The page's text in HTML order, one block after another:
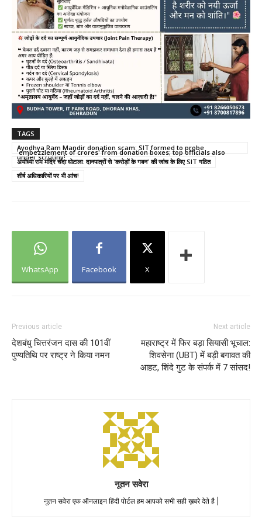
TAGS
Ayodhya Ram Mandir donation scam: SIT formed to probe
'embezzlement of crores' from donation boxes; top officials also
under scrutiny!
अयोध्या राम मंदिर चंदा घोटाला: दानपात्रों से 'करोड़ों के गबन' की जांच के लिए SIT गठित
शीर्ष अधिकारियों पर भी आंच!
WhatsApp Facebook X
Previous article
देशबंधु चित्तरंजन दास की 101वीं
पुण्यतिथि पर राष्ट्र ने किया नमन
Next article
महाराष्ट्र में फिर बड़ा सियासी भूचाल:
शिवसेना (UBT) में बड़ी बगावत की
आहट, शिंदे गुट के संपर्क में 7 सांसद!
नूतन सवेरा
नूतन सवेरा एक ऑनलाइन हिंदी पोर्टल हम आपको सभी सही ख़बरे देते है |